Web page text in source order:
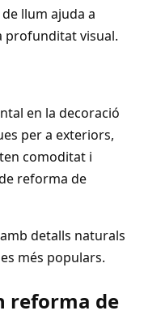
llum ajuda a
profunditat visual.
en la decoració
per a exteriors,
comoditat i
reforma de
detalls naturals
més populars.
reforma de